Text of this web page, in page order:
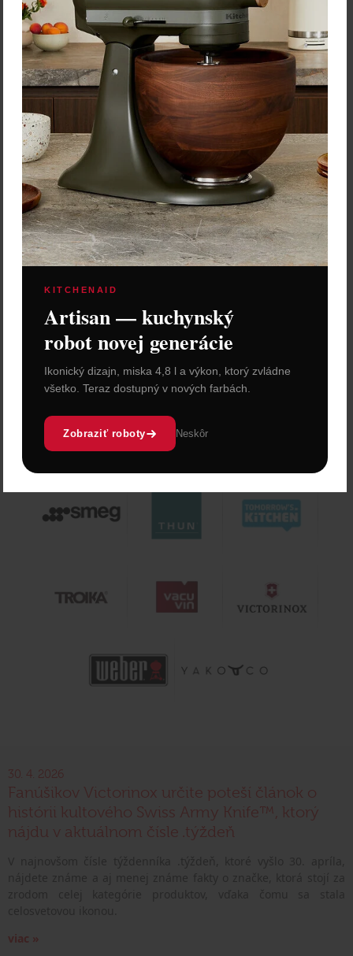
30. 4. 2026
Fanúšikov Victorinox určite poteší článok o
histórii kultového Swiss Army Knife™, ktorý
nájdu v aktuálnom čísle .týždeň
viac »
KITCHENAID
Artisan — kuchynský
robot novej generácie
Ikonický dizajn, miska 4,8 l a výkon, ktorý zvládne
všetko. Teraz dostupný v nových farbách.
Zobraziť roboty Neskôr